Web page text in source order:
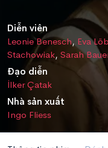
Diễn viên
Leonie Benesch, Eva
Stachowiak, Sarah
Đạo diễn
İlker Çatak
Nhà sản xuất
Ingo Fliess